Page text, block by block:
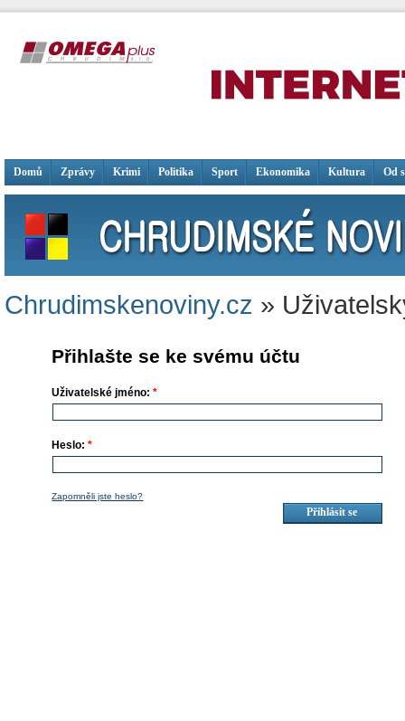
Domů Zprávy Krimi Politika Sport Ekonomika Kultura Od
Chrudimskenoviny.cz »
Přihlašte se ke svému účtu
Uživatelské jméno:*
Heslo:*
Zapomněli jste heslo?